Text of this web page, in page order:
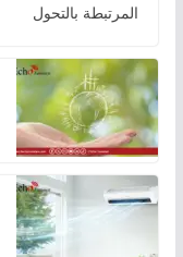
المرتبطة بالتحول